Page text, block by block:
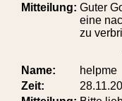
Mitteilung: Guter
eine
zu
Name:
helpme
Zeit: